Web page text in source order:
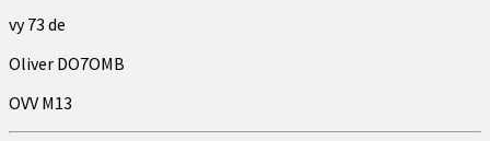
vy 73 de
Oliver DO7OMB
OVV M13